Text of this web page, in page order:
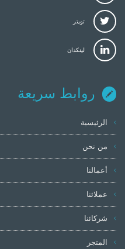
تويتر
لينكدان
روابط سريعة
الرئيسية
من نحن
أعمالنا
عملائنا
شركائنا
المتجر